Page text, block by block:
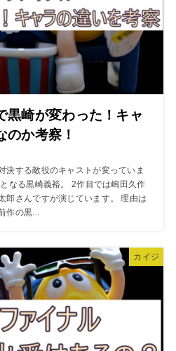
黒崎が変わった！キャ
のか考察！
決する敵役のキャストが変っていま
なる黒崎義裕。 2作目では嶋田久作
郎さんですが演じています。 理由は
作の黒...
カイジ